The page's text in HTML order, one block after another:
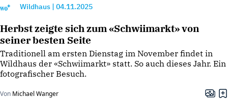
Wildhaus 04.11.2025
Herbst zeigte sich zum «Schwiimarkt» von
seiner besten Seite
Traditionell am ersten Dienstag im November findet in
Wildhaus der «Schwiimarkt» statt. So auch dieses Jahr. Ein
fotografischer Besuch.
Von Michael Wanger